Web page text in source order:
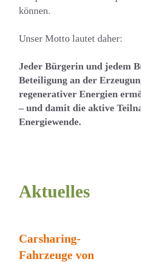
können.
Unser Motto lautet daher:
Jeder Bürgerin und jedem
Beteiligung an der
regenerativer Energien
– und damit die aktive
Energiewende.
Aktuelles
Carsharing-
Fahrzeuge von